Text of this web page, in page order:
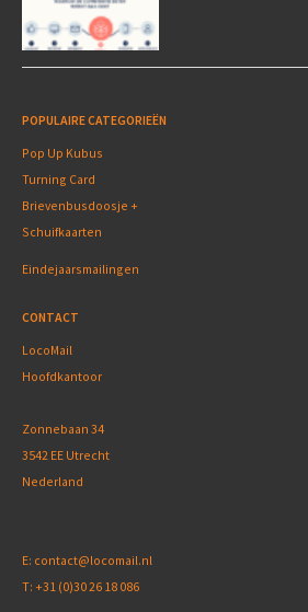
POPULAIRE CATEGORIEËN
Pop Up Kubus
Turning Card
Brievenbusdoosje +
Schuifkaarten
Eindejaarsmailingen
CONTACT
LocoMail
Hoofdkantoor
Zonnebaan 34
3542 EE Utrecht
Nederland
E: contact@locomail.nl
T: +31 (0)30 26 18 086